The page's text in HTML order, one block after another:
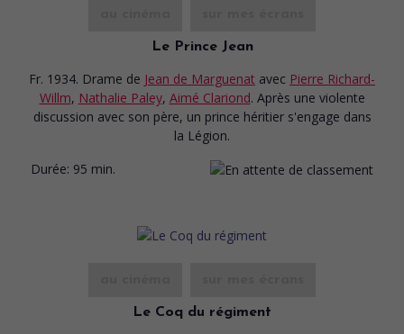
Le Prince Jean
Fr. 1934. Drame de Jean de Marguenat avec Pierre Richard-
Willm, Nathalie Paley, Aimé Clariond. Après une violente
discussion avec son père, un prince héritier s'engage dans
la Légion.
Durée: 95 min.
Le Coq du régiment